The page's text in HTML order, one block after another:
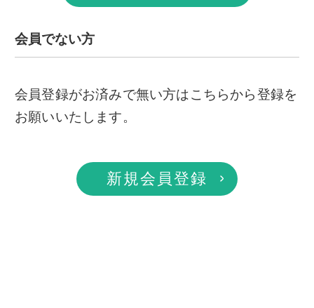
会員でない方
会員登録がお済みで無い方はこちらから登録を
お願いいたします。
新規会員登録